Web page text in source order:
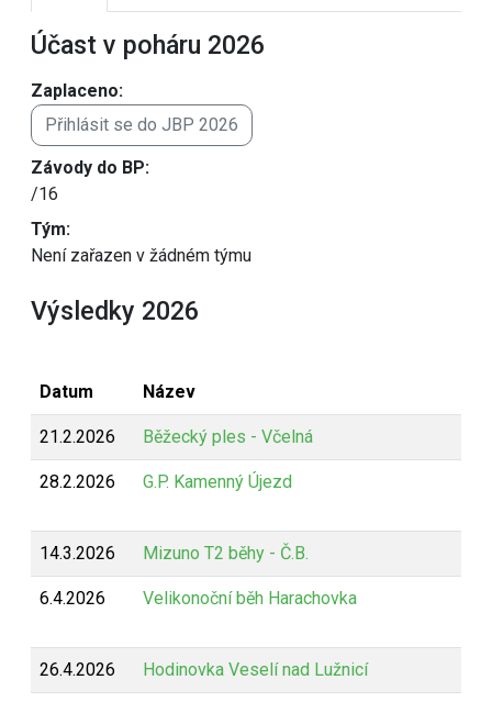
Účast v poháru 2026
Zaplaceno:
Přihlásit se do JBP 2026
Závody do BP:
/16
Tým:
Není zařazen v žádném týmu
Výsledky 2026
Datum Název
21.2.2026 Běžecký ples - Včelná
28.2.2026 G.P. Kamenný Újezd
14.3.2026 Mizuno T2 běhy - Č.B.
6.4.2026 Velikonoční běh Harachovka
26.4.2026 Hodinovka Veselí nad Lužnicí